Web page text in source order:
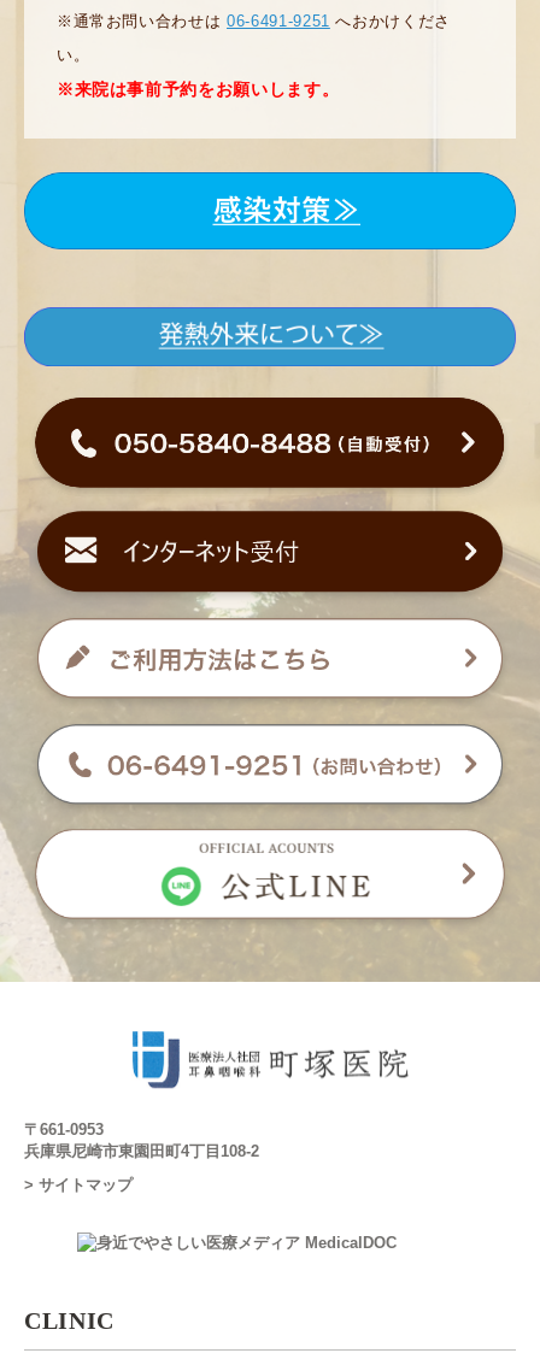
※通常お問い合わせは06-6491-9251 へおかけくださ
い。
※来院は事前予約をお願いします。
〒661-0953
兵庫県尼崎市東園田町4丁目108-2
> サイトマップ
CLINIC